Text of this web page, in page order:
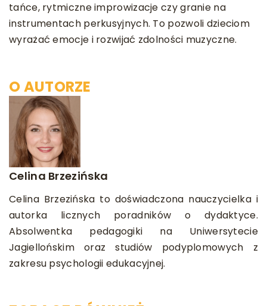
tańce, rytmiczne improwizacje czy granie na
instrumentach perkusyjnych. To pozwoli dzieciom
wyrażać emocje i rozwijać zdolności muzyczne.
O AUTORZE
Celina Brzezińska
Celina Brzezińska to doświadczona nauczycielka i
autorka licznych poradników o dydaktyce.
Absolwentka pedagogiki na Uniwersytecie
Jagiellońskim oraz studiów podyplomowych z
zakresu psychologii edukacyjnej.